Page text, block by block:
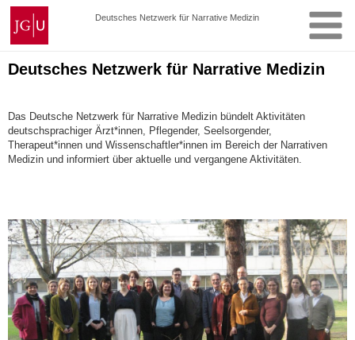
Zum
Inhalt
springen
Johannes
Gutenberg-
Universität
Mainz
Deutsches Netzwerk für Narrative Medizin
Deutsches Netzwerk für Narrative Medizin
Das Deutsche Netzwerk für Narrative Medizin bündelt Aktivitäten
deutschsprachiger Ärzt*innen, Pflegender, Seelsorgender,
Therapeut*innen und Wissenschaftler*innen im Bereich der Narrativen
Medizin und informiert über aktuelle und vergangene Aktivitäten.